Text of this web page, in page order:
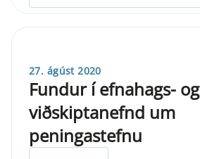
27. ágúst 2020
Fundur í efnahags- og
viðskiptanefnd um
peningastefnu